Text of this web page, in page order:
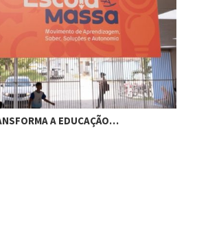
A EDUCAÇÃO…